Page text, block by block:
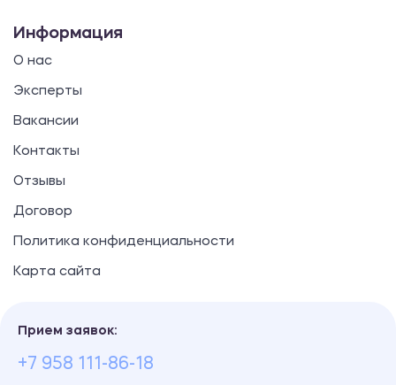
Информация
О нас
Эксперты
Вакансии
Контакты
Отзывы
Договор
Политика конфиденциальности
Карта сайта
Прием заявок:
+7 958 111-86-18